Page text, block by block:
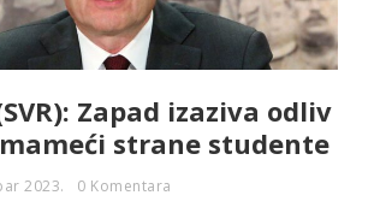
Zapad izaziva odliv
strane studente
2023. 0 Komentara